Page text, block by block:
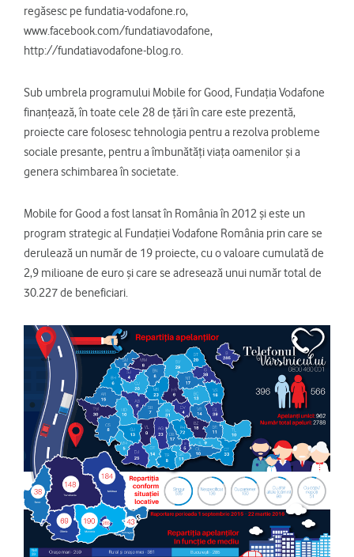
regăsesc pe fundatia-vodafone.ro,
www.facebook.com/fundatiavodafone,
http://fundatiavodafone-blog.ro.
Sub umbrela programului Mobile for Good, Fundaţia Vodafone
finanţează, în toate cele 28 de ţări în care este prezentă,
proiecte care folosesc tehnologia pentru a rezolva probleme
sociale presante, pentru a îmbunătăţi viaţa oamenilor şi a
genera schimbarea în societate.
Mobile for Good a fost lansat în România în 2012 şi este un
program strategic al Fundaţiei Vodafone România prin care se
derulează un număr de 19 proiecte, cu o valoare cumulată de
2,9 milioane de euro şi care se adresează unui număr total de
30.227 de beneficiari.